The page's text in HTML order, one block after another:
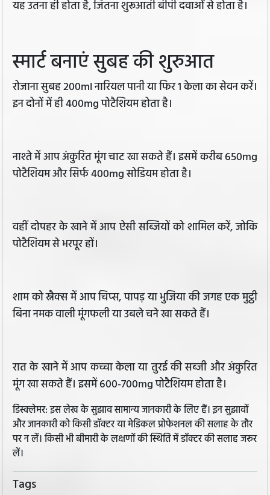
यह उतना ही होता है, जितना शुरूआती बीपी दवाओं से होता है।
स्मार्ट बनाएं सुबह की शुरुआत
रोजाना सुबह 200ml नारियल पानी या फिर 1 केला का सेवन करें।
इन दोनों में ही 400mg पोटैशियम होता है।
नाश्ते में आप अंकुरित मूंग चाट खा सकते हैं। इसमें करीब 650mg
पोटैशियम और सिर्फ 400mg सोडियम होता है।
वहीं दोपहर के खाने में आप ऐसी सब्जियों को शामिल करें, जोकि
पोटैशियम से भरपूर हों।
शाम को स्नैक्स में आप चिप्स, पापड़ या भुजिया की जगह एक मुट्ठी
बिना नमक वाली मूंगफली या उबले चने खा सकते हैं।
रात के खाने में आप कच्चा केला या तुरई की सब्जी और अंकुरित
मूंग खा सकते हैं। इसमें 600-700mg पोटैशियम होता है।
डिस्क्लेमर: इस लेख के सुझाव सामान्य जानकारी के लिए हैं। इन सुझावों
और जानकारी को किसी डॉक्टर या मेडिकल प्रोफेशनल की सलाह के तौर
पर न लें। किसी भी बीमारी के लक्षणों की स्थिति में डॉक्टर की सलाह जरूर
लें।
Tags